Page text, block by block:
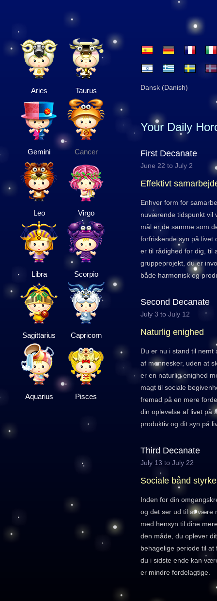
Aries Taurus
Gemini Cancer
Leo Virgo
Libra Scorpio
Sagittarius Capricorn
Aquarius Pisces
Dansk (Danish)
Your Daily
First Decanate
June 22 to July 2
Effektivt
Enhver form for
nuværende tidspunkt vil
mål er de samme som
forfriskende syn på
er til rådighed for dig, til
gruppeprojekt, du er
både harmonisk og
Second Decanate
July 3 to July 12
Naturlig enighed
Du er nu i stand til nemt
af mennesker, uden at
er en naturlig enighed
magt til sociale
fremad på en mere
din oplevelse af livet på
produktiv og dit syn på
Third Decanate
July 13 to July 22
Sociale bånd
Inden for din
og det ser ud til at være
med hensyn til dine
den måde, du oplever
behagelige periode til
du i sidste ende kan
er mindre fordelagtige.